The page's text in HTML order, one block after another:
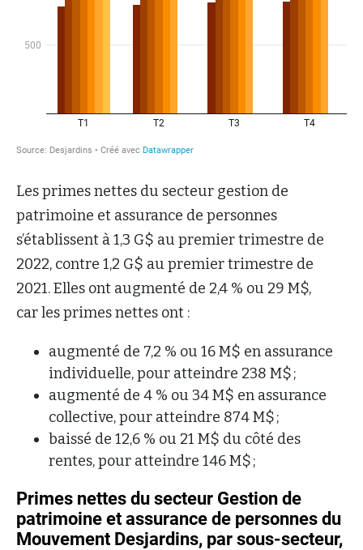
Les primes nettes du secteur gestion de
patrimoine et assurance de personnes
s’établissent à 1,3 G$ au premier trimestre de
2022, contre 1,2 G$ au premier trimestre de
2021. Elles ont augmenté de 2,4 % ou 29 M$,
car les primes nettes ont :
augmenté de 7,2 % ou 16 M$ en assurance
individuelle, pour atteindre 238 M$ ;
augmenté de 4 % ou 34 M$ en assurance
collective, pour atteindre 874 M$ ;
baissé de 12,6 % ou 21 M$ du côté des
rentes, pour atteindre 146 M$ ;